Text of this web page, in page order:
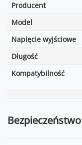
Producent
Model
Napięcie wyjściowe
Długość
Kompatybilność
Bezpieczeństwo